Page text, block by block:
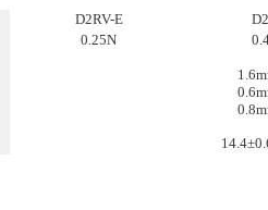
D2RV-E
0.25N